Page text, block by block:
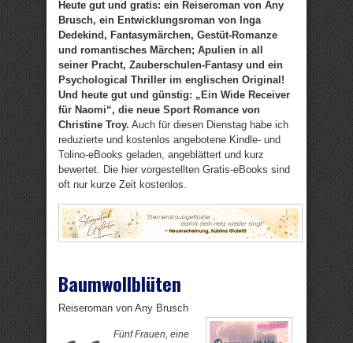
Heute gut und gratis: ein Reiseroman von Any
Brusch, ein Entwicklungsroman von Inga
Dedekind, Fantasymärchen, Gestüt-Romanze
und romantisches Märchen; Apulien in all
seiner Pracht, Zauberschulen-Fantasy und ein
Psychological Thriller im englischen Original!
Und heute gut und günstig: „Ein Wide Receiver
für Naomi“, die neue Sport Romance von
Christine Troy. Auch für diesen Dienstag habe ich
reduzierte und kostenlos angebotene Kindle- und
Tolino-eBooks geladen, angeblättert und kurz
bewertet. Die hier vorgestellten Gratis-eBooks sind
oft nur kurze Zeit kostenlos.
Baumwollblüten
Reiseroman von Any Brusch
Fünf Frauen, eine